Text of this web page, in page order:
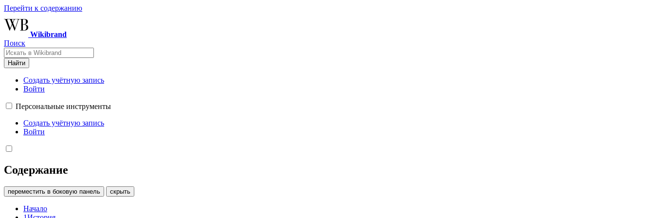
Перейти к содержанию
Wikibrand
Поиск
Найти
Создать учётную запись
Войти
Персональные инструменты
Создать учётную запись
Войти
Содержание
переместить в боковую панель скрыть
Начало